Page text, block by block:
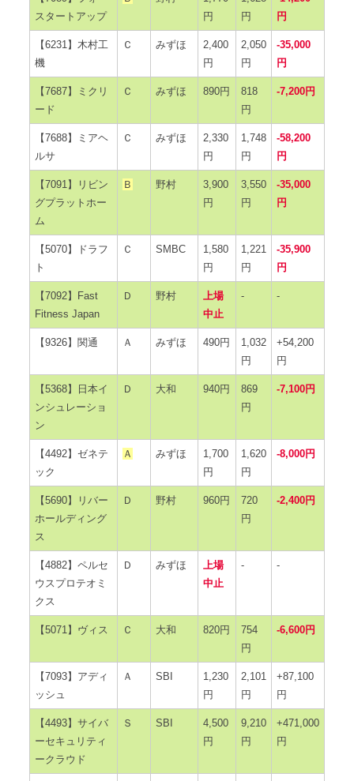
スタートアップ
円
円
円
【6231】木村工
機
Ｃ みずほ
2,400
円
2,050
円
-35,000
円
【7687】ミクリ
ード
Ｃ みずほ 890円
818
円
-7,200円
【7688】ミアヘ
ルサ
Ｃ みずほ
2,330
円
1,748
円
-58,200
円
【7091】リビン
グプラットホー
ム
Ｂ 野村
3,900
円
3,550
円
-35,000
円
【5070】ドラフ
ト
Ｃ SMBC
1,580
円
1,221
円
-35,900
円
【7092】Fast
Fitness Japan
Ｄ 野村
上場
中止
- -
【9326】関通 Ａ みずほ 490円
1,032
円
+54,200
円
【5368】日本イ
ンシュレーショ
ン
Ｄ 大和 940円
869
円
-7,100円
【4492】ゼネテ
ック
Ａ みずほ
1,700
円
1,620
円
-8,000円
【5690】リバー
ホールディング
ス
Ｄ 野村 960円
720
円
-2,400円
【4882】ペルセ
ウスプロテオミ
クス
Ｄ みずほ
上場
中止
- -
【5071】ヴィス Ｃ 大和 820円
754
円
-6,600円
【7093】アディ
ッシュ
Ａ SBI
1,230
円
2,101
円
+87,100
円
【4493】サイバ
ーセキュリティ
ークラウド
Ｓ SBI
4,500
円
9,210
円
+471,000
円